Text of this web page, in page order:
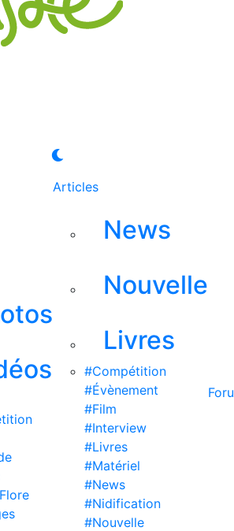
Articles
News
Nouvelle
Livres
#Compétition
#Évènement
#Film
#Interview
#Livres
#Matériel
#News
#Nidification
#Nouvelle